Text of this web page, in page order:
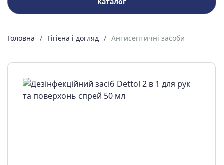
Головна Гігієна і догляд Антисептичні засоби